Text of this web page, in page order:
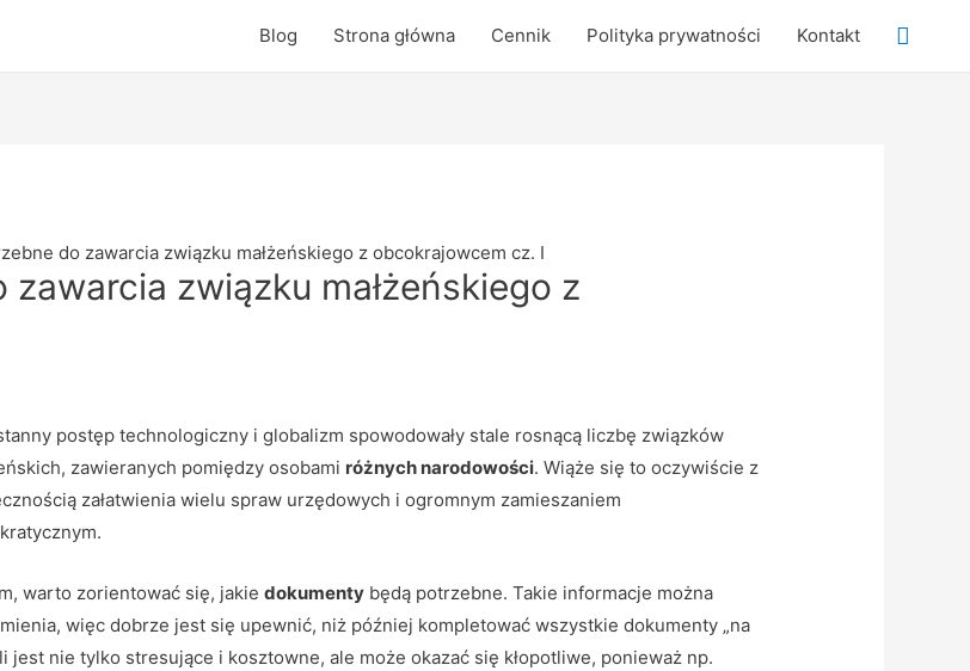
Blog Strona główna Cennik Polityka prywatności Kontakt Search
do zawarcia związku małżeńskiego z obcokrajowcem cz. I
związku małżeńskiego z
postęp technologiczny i globalizm spowodowały stale rosnącą liczbę związków
zawieranych pomiędzy osobami różnych narodowości. Wiąże się to oczywiście z
załatwienia wielu spraw urzędowych i ogromnym zamieszaniem
warto zorientować się, jakiedokumenty będą potrzebne. Takie informacje można
więc dobrze jest się upewnić, niż później kompletować wszystkie dokumenty „na
jest nie tylko stresujące i kosztowne, ale może okazać się kłopotliwe, ponieważ np.